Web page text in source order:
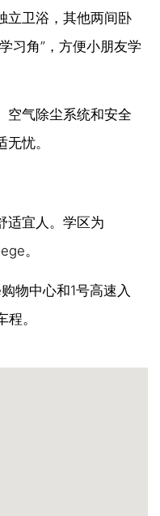
立卫浴，其他两间卧
习角”，方便小朋友学
空气除尘系统和安全
忧。
适宜人。学区为
。
物中心和1号高速入
。